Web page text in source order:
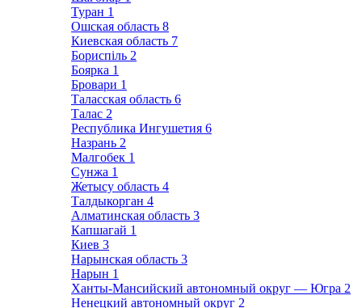
Туран 1
Ошская область 8
Киевская область 7
Бориспіль 2
Боярка 1
Бровари 1
Таласская область 6
Талас 2
Республика Ингушетия 6
Назрань 2
Малгобек 1
Сунжа 1
Жетысу область 4
Талдыкорган 4
Алматинская область 3
Капшагай 1
Киев 3
Нарынская область 3
Нарын 1
Ханты-Мансийский автономный округ — Югра 2
Ненецкий автономный округ 2